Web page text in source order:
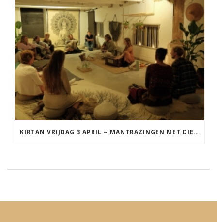
KIRTAN VRIJDAG 3 APRIL ~ MANTRAZINGEN MET DIEDERICK IN LEEUWARDEN